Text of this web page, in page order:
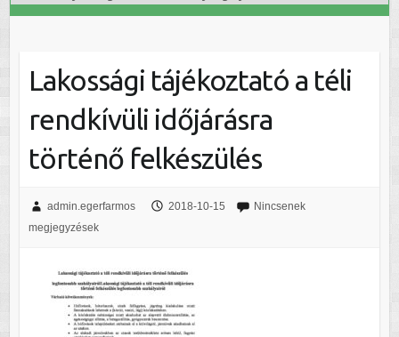
Lakossági tájékoztató a téli
rendkívüli időjárásra
történő felkészülés
admin.egerfarmos 2018-10-15
Nincsenek
megjegyzések